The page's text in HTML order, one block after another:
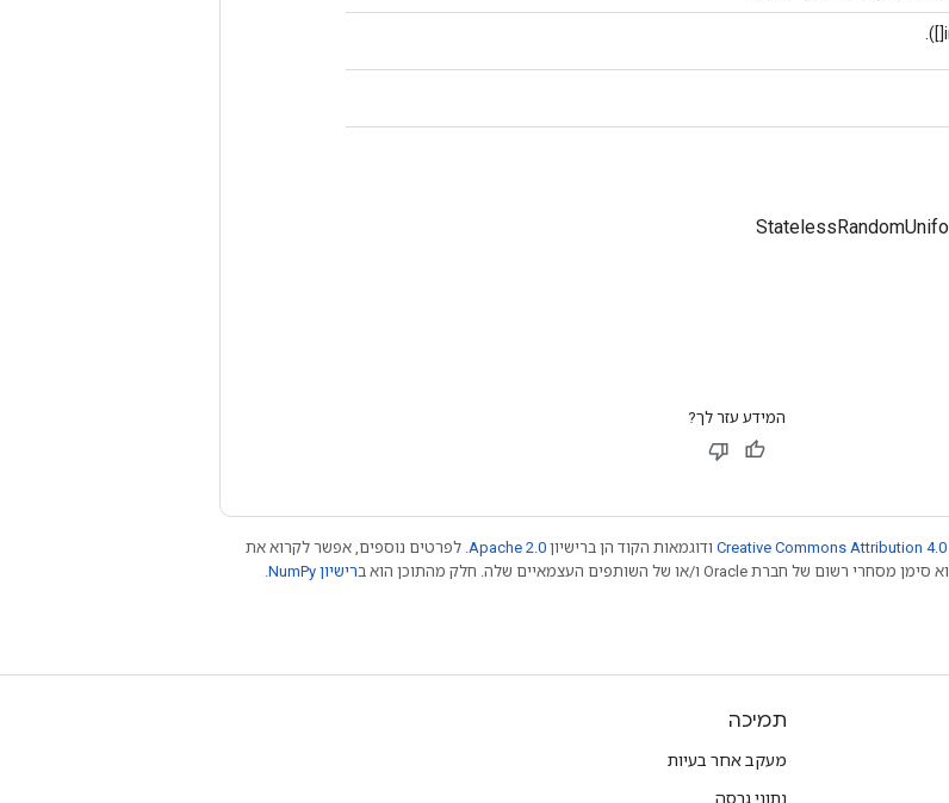
המידע עזר לך?
Creative Commons Attribution 4.0 ודוגמאות הקוד הן ברישיון Apache 2.0 . לפרטים נוספים, אפשר לקרוא את
רישיון NumPy‏
תמיכה
מעקב אחר בעיות
נתוני גרסה